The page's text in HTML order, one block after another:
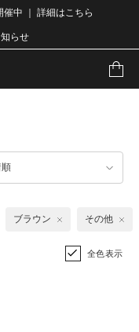
催中 ｜ 詳細はこちら
らせ
ブラウン その他
全色表示